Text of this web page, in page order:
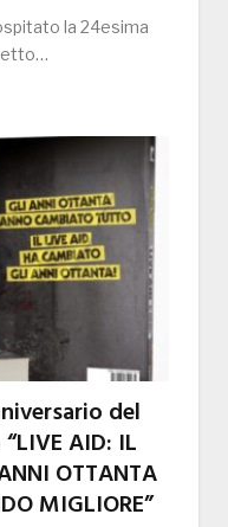
la 24esima
del
AID: IL
OTTANTA
MIGLIORE”